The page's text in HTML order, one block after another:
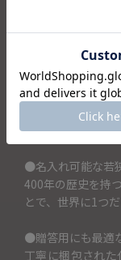
✔ 毎日の朝食・カ
✔ 名前入りギフ
●ステンドグラス
土の温かみと光
で、食卓を華やか
●名入れ可能な若
400年の歴史を持
とで、世界に1つ
●贈答用にも最適
丁寧に梱包され